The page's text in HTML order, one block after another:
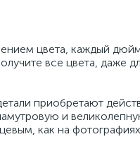
цвета, каждый
все цвета, даже
приобретают
и
как на